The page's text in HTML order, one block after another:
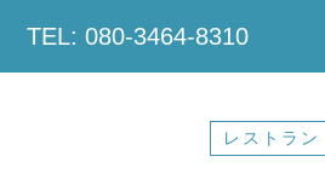
TEL: 080-3464-8310
レストラン